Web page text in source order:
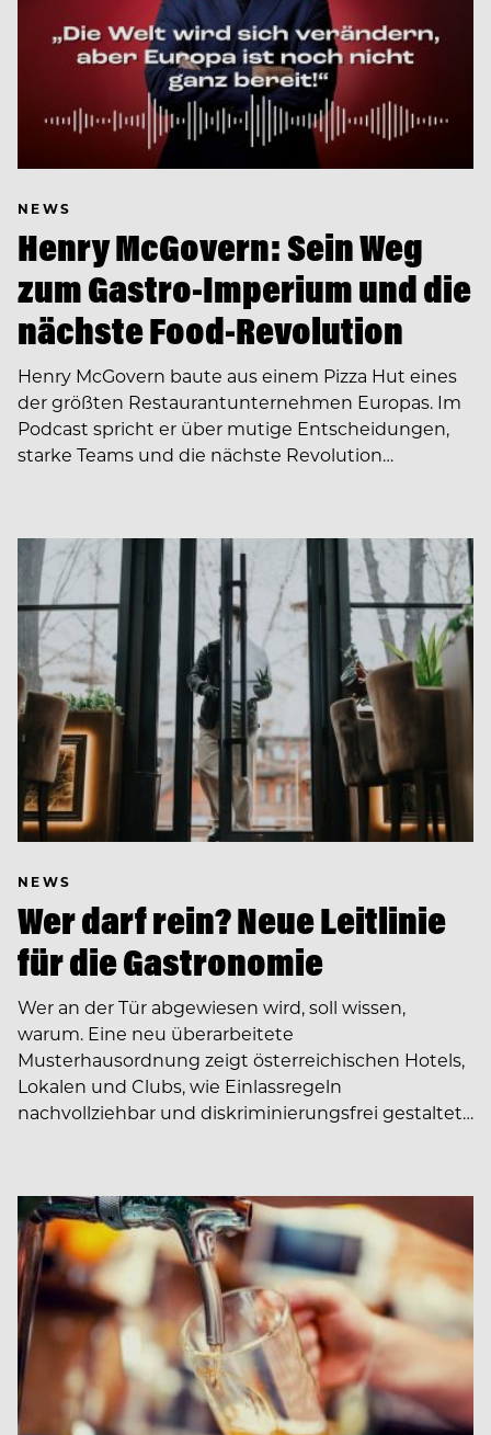
NEWS
Henry McGovern: Sein Weg
zum Gastro-Imperium und die
nächste Food-Revolution
Henry McGovern baute aus einem Pizza Hut eines
der größten Restaurantunternehmen Europas. Im
Podcast spricht er über mutige Entscheidungen,
starke Teams und die nächste Revolution…
NEWS
Wer darf rein? Neue Leitlinie
für die Gastronomie
Wer an der Tür abgewiesen wird, soll wissen,
warum. Eine neu überarbeitete
Musterhausordnung zeigt österreichischen Hotels,
Lokalen und Clubs, wie Einlassregeln
nachvollziehbar und diskriminierungsfrei gestaltet…